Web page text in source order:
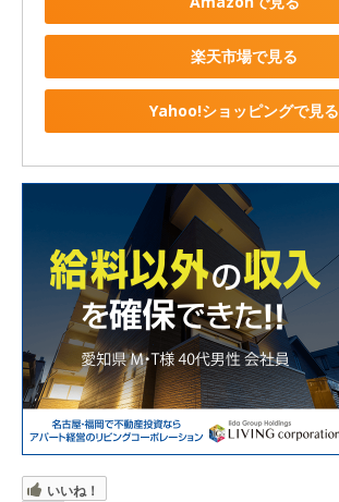
楽天市場で見る
Yahoo!ショッピングで見る
いいね！